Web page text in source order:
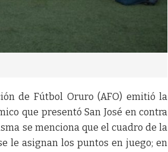
de Fútbol Oruro (AFO) emitió la
que presentó San José en contra
se menciona que el cuadro de la
le asignan los puntos en juego; en